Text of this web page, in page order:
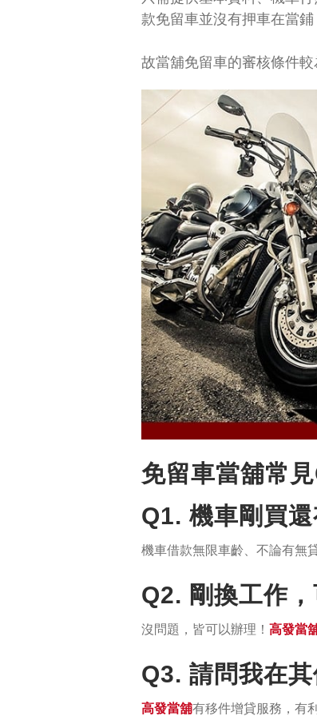
款免留車並沒有押車在當
故當舖免留車的審核條件
免留車當舖常
Q1. 機車剛買
機車借款無限車齡、不論有無
Q2. 剛換工作
沒問題，皆可以辦理！ 高發當
Q3. 請問我在
高發當舖有移件增貸服務，有